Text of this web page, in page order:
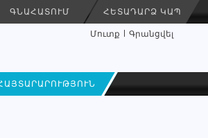
ԳՆԱՀԱՏՈՒՄ ՀԵՏԱԴԱՐՁ ԿԱՊ
Մուտք Գրանցվել